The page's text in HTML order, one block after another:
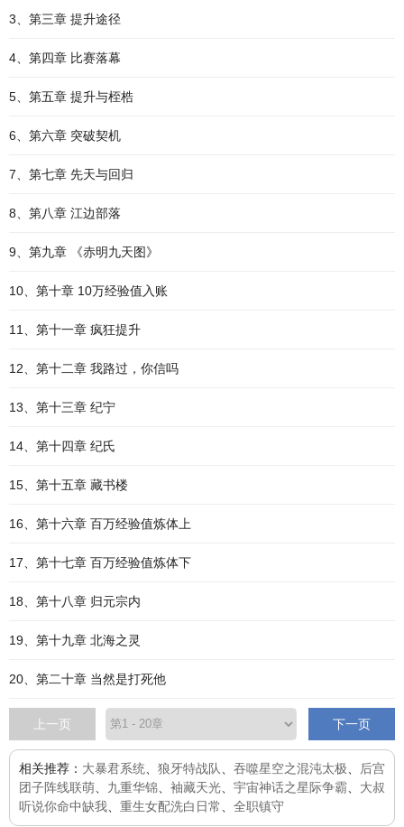
3、第三章 提升途径
4、第四章 比赛落幕
5、第五章 提升与桎梏
6、第六章 突破契机
7、第七章 先天与回归
8、第八章 江边部落
9、第九章 《赤明九天图》
10、第十章 10万经验值入账
11、第十一章 疯狂提升
12、第十二章 我路过，你信吗
13、第十三章 纪宁
14、第十四章 纪氏
15、第十五章 藏书楼
16、第十六章 百万经验值炼体上
17、第十七章 百万经验值炼体下
18、第十八章 归元宗内
19、第十九章 北海之灵
20、第二十章 当然是打死他
上一页 下一页
相关推荐： 大暴君系统 狼牙特战队 吞噬星空之混沌太极
后宫
团子阵线联萌
九重华锦 袖藏天光 宇宙神话之星际争霸
大叔
听说你命中缺我
重生女配洗白日常 全职镇守